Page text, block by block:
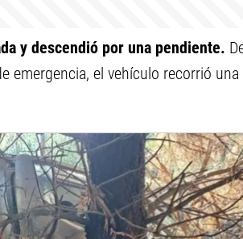
y descendió por una pendiente.
emergencia, el vehículo recorrió